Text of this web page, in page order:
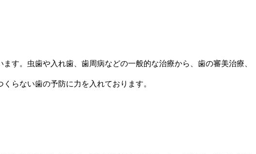
す。虫歯や入れ歯、歯周病などの一般的な治療から、歯の審美治療、
らない歯の予防に力を入れております。